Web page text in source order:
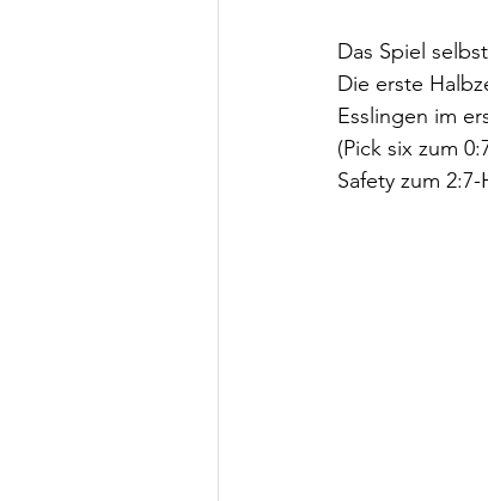
Das Spiel
Die erste
Esslingen im
(Pick six zum
Safety zum